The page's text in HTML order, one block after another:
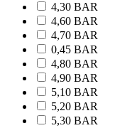
4,30 BAR
4,60 BAR
4,70 BAR
0,45 BAR
4,80 BAR
4,90 BAR
5,10 BAR
5,20 BAR
5,30 BAR